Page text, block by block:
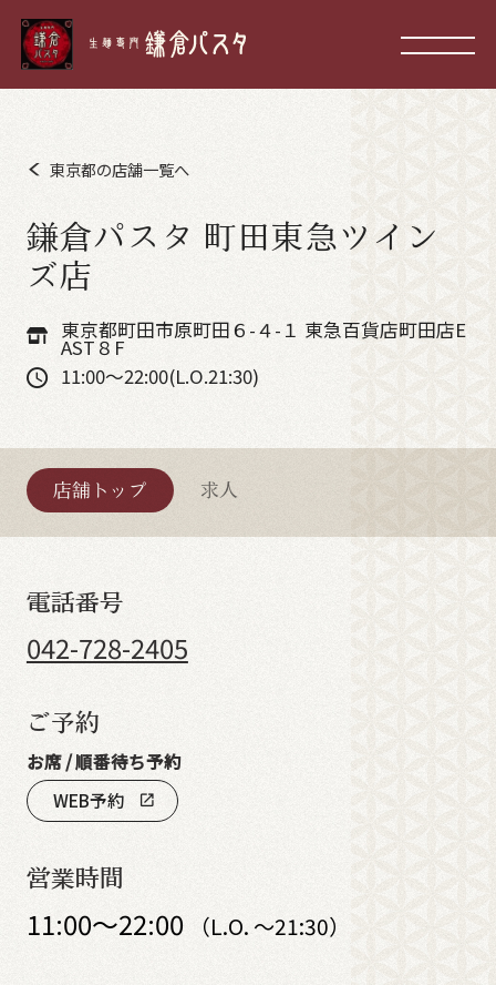
東京都の店舗一覧へ
鎌倉パスタ 町田東急ツイン
ズ店
東京都町田市原町田６-４-１ 東急百貨店町田店E
AST８F
11:00～22:00(L.O.21:30)
店舗トップ 求人
電話番号
042-728-2405
ご予約
お席 / 順番待ち予約
WEB予約
open_in_new
営業時間
11:00～22:00 （L.O. ～21:30）